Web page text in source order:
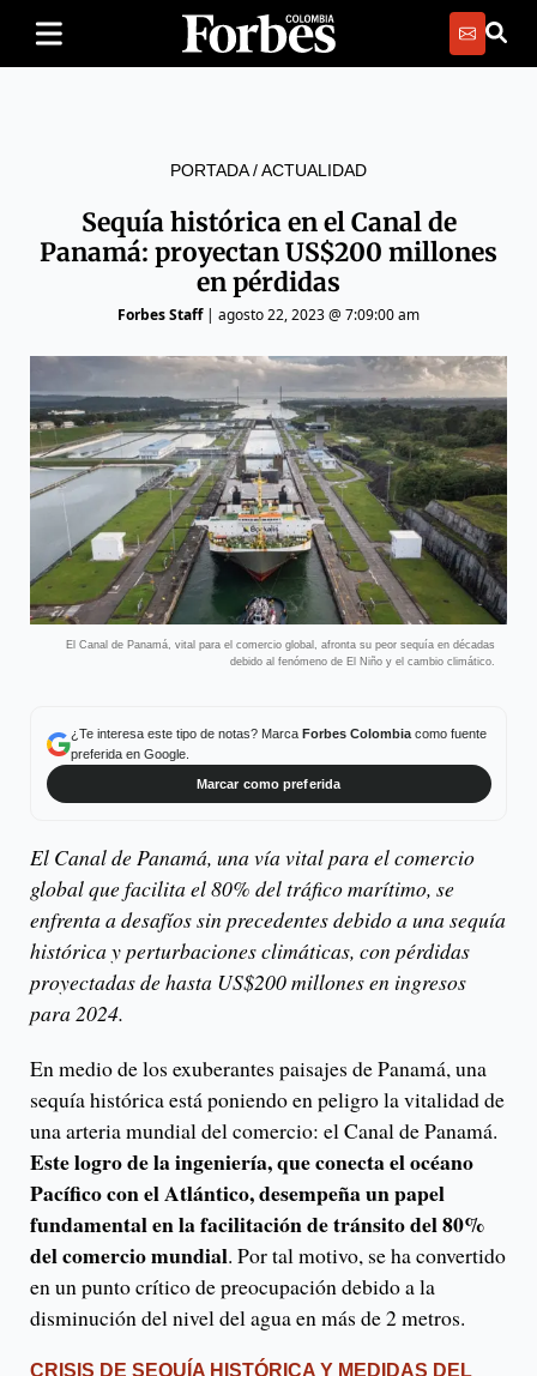
PORTADA/ACTUALIDAD
Sequía histórica en el Canal de
Panamá: proyectan US$200 millones
en pérdidas
Forbes Staff| agosto 22, 2023 @ 7:09:00 am
El Canal de Panamá, vital para el comercio global, afronta su peor sequía en décadas
debido al fenómeno de El Niño y el cambio climático.
¿Te interesa este tipo de notas? Marca Forbes Colombiacomo fuente
preferida en Google.
Marcar como preferida
El Canal de Panamá, una vía vital para el comercio
global que facilita el 80% del tráfico marítimo, se
enfrenta a desafíos sin precedentes debido a una sequía
histórica y perturbaciones climáticas, con pérdidas
proyectadas de hasta US$200 millones en ingresos
para 2024.
En medio de los exuberantes paisajes de Panamá, una
sequía histórica está poniendo en peligro la vitalidad de
una arteria mundial del comercio: el Canal de Panamá.
Este logro de la ingeniería, que conecta el océano
Pacífico con el Atlántico, desempeña un papel
fundamental en la facilitación de tránsito del 80%
del comercio mundial. Por tal motivo, se ha convertido
en un punto crítico de preocupación debido a la
disminución del nivel del agua en más de 2 metros.
CRISIS DE SEQUÍA HISTÓRICA Y MEDIDAS DEL